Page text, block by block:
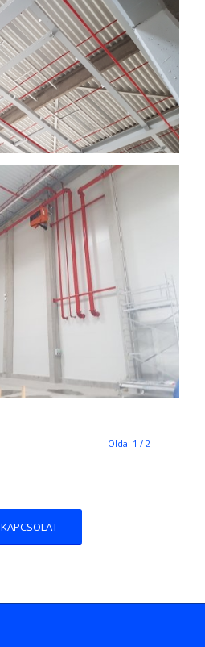
Oldal 1 / 2
KAPCSOLAT